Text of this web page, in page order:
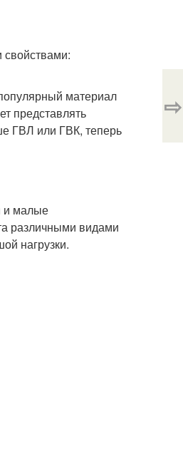
материал
представлять
ГВЛ или ГВК, теперь
и малые
различными видами
нагрузки.
⇨